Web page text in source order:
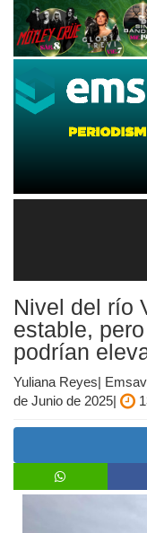
Nivel del río
estable,
podrían
Yuliana Reyes|
de Junio de 2025|